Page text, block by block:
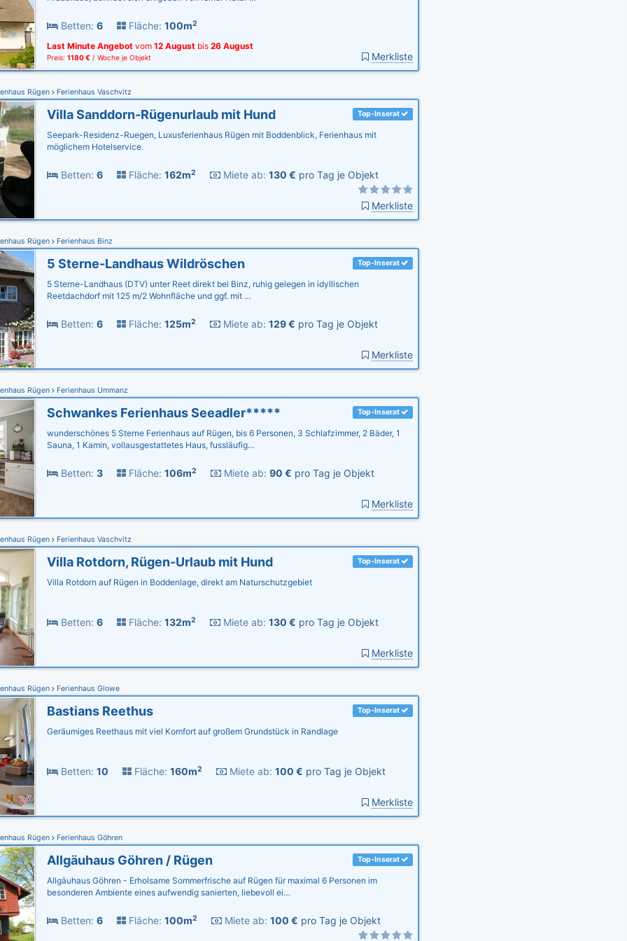
Betten: 6 Fläche: 100m2
Merkliste
Last Minute Angebot vom 12 August bis 26 August
Preis: 1180 € / Woche je Objekt
Rügen Ferienhaus Vaschvitz
Top-Inserat
Villa Sanddorn-Rügenurlaub mit Hund
Seepark-Residenz-Ruegen, Luxusferienhaus Rügen mit Boddenblick, Ferienhaus mit
möglichem Hotelservice.
Betten: 6 Fläche: 162m2 Miete ab: 130 € pro Tag je Objekt
Merkliste
Rügen Ferienhaus Binz
Top-Inserat
5 Sterne-Landhaus Wildröschen
5 Sterne-Landhaus (DTV) unter Reet direkt bei Binz, ruhig gelegen in idyllischen
Reetdachdorf mit 125 m/2 Wohnfläche und ggf. mit …
Betten: 6 Fläche: 125m2 Miete ab: 129 € pro Tag je Objekt
Merkliste
Rügen Ferienhaus Ummanz
Top-Inserat
Schwankes Ferienhaus Seeadler*****
wunderschönes 5 Sterne Ferienhaus auf Rügen, bis 6 Personen, 3 Schlafzimmer, 2 Bäder, 1
Sauna, 1 Kamin, vollausgestattetes Haus, fussläufig…
Betten: 3 Fläche: 106m2 Miete ab: 90 € pro Tag je Objekt
Merkliste
Rügen Ferienhaus Vaschvitz
Top-Inserat
Villa Rotdorn, Rügen-Urlaub mit Hund
Villa Rotdorn auf Rügen in Boddenlage, direkt am Naturschutzgebiet
Betten: 6 Fläche: 132m2 Miete ab: 130 € pro Tag je Objekt
Merkliste
Rügen Ferienhaus Glowe
Top-Inserat
Bastians Reethus
Geräumiges Reethaus mit viel Komfort auf großem Grundstück in Randlage
Betten: 10 Fläche: 160m2 Miete ab: 100 € pro Tag je Objekt
Merkliste
Rügen Ferienhaus Göhren
Top-Inserat
Allgäuhaus Göhren / Rügen
Allgäuhaus Göhren - Erholsame Sommerfrische auf Rügen für maximal 6 Personen im
besonderen Ambiente eines aufwendig sanierten, liebevoll ei…
Betten: 6 Fläche: 100m2 Miete ab: 100 € pro Tag je Objekt